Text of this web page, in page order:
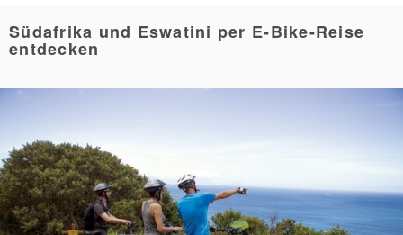
Südafrika und Eswatini per E-Bike-Reise
entdecken